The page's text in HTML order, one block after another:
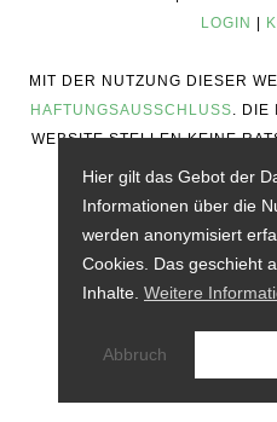
LOGIN
MIT DER NUTZUNG DIESER
HAFTUNGSAUSSCHLUSS. DIE
WEBSITE STELLEN KEINE
KEINE FINANZIELLEN
HANDELSRATSCHLÄGE
Hier gilt das Gebot der
Informationen über die
werden anonymisiert
Cookies. Das geschieht
Inhalte. Weitere
Abbruch